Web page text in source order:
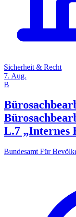
Sicherheit & Recht
7. Aug.
B
L.7 „Internes
Bundesamt Für